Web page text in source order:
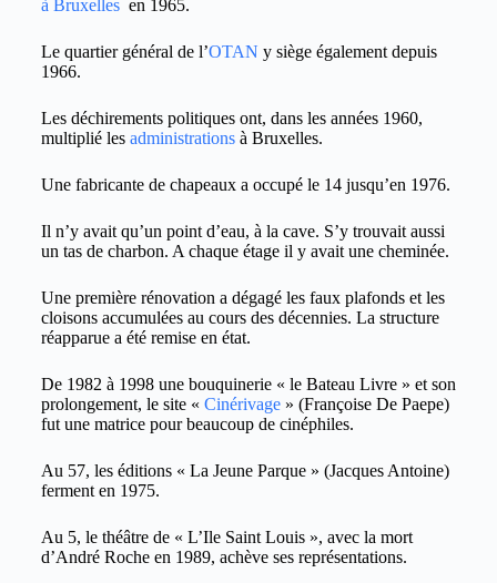
à Bruxellesen 1965.
Le quartier général de l’OTAN y siège également depuis
1966.
Les déchirements politiques ont, dans les années 1960,
multiplié les administrationsà Bruxelles.
Une fabricante de chapeaux a occupé le 14 jusqu’en 1976.
Il n’y avait qu’un point d’eau, à la cave. S’y trouvait aussi
un tas de charbon. A chaque étage il y avait une cheminée.
Une première rénovation a dégagé les faux plafonds et les
cloisons accumulées au cours des décennies. La structure
réapparue a été remise en état.
De 1982 à 1998 une bouquinerie « le Bateau Livre » et son
prolongement, le site « Cinérivage» (Françoise De Paepe)
fut une matrice pour beaucoup de cinéphiles.
Au 57, les éditions « La Jeune Parque » (Jacques Antoine)
ferment en 1975.
Au 5, le théâtre de « L’Ile Saint Louis », avec la mort
d’André Roche en 1989, achève ses représentations.